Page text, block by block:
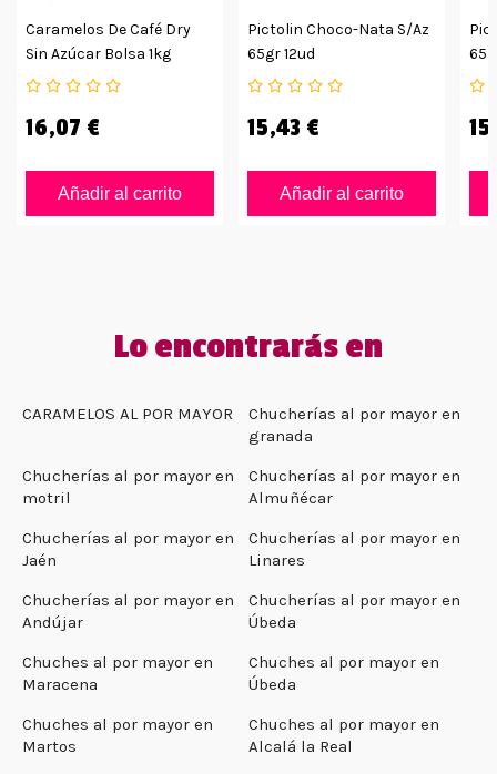
Caramelos De Café Dry
Sin Azúcar Bolsa 1kg
16,07 €
Añadir al carrito
Pictolin Choco-Nata S/az
65gr 12ud
15,43 €
Añadir al carrito
Lo encontrarás en
CARAMELOS AL POR MAYOR
Chucherías al por mayor en
granada
Chucherías al por mayor en
motril
Chucherías al por mayor en
Almuñécar
Chucherías al por mayor en
Jaén
Chucherías al por mayor en
Linares
Chucherías al por mayor en
Andújar
Chucherías al por mayor en
Úbeda
Chuches al por mayor en
Maracena
Chuches al por mayor en
Úbeda
Chuches al por mayor en
Martos
Chuches al por mayor en
Alcalá la Real